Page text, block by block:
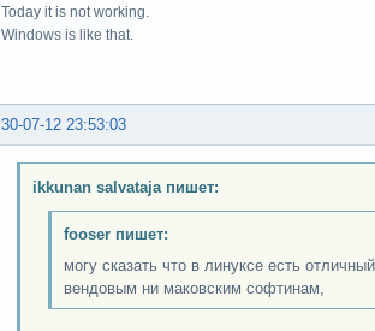
Today it is not working.
Windows is like that.
30-07-12 23:53:03
ikkunan salvataja пишет:
fooser пишет:
могу сказать что в линуксе есть
вендовым ни маковским софтинам,